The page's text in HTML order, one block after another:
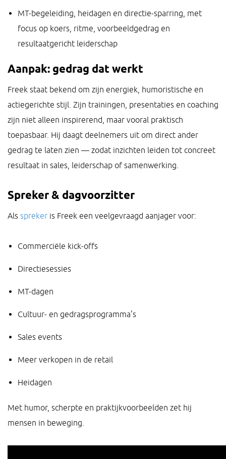
MT-begeleiding, heidagen en directie-sparring, met
focus op koers, ritme, voorbeeldgedrag en
resultaatgericht leiderschap
Aanpak: gedrag dat werkt
Freek staat bekend om zijn energiek, humoristische en
actiegerichte stijl. Zijn trainingen, presentaties en coaching
zijn niet alleen inspirerend, maar vooral praktisch
toepasbaar. Hij daagt deelnemers uit om direct ander
gedrag te laten zien — zodat inzichten leiden tot concreet
resultaat in sales, leiderschap of samenwerking.
Spreker & dagvoorzitter
Als spreker is Freek een veelgevraagd aanjager voor:
Commerciële kick-offs
Directiesessies
MT-dagen
Cultuur- en gedragsprogramma’s
Sales events
Meer verkopen in de retail
Heidagen
Met humor, scherpte en praktijkvoorbeelden zet hij
mensen in beweging.